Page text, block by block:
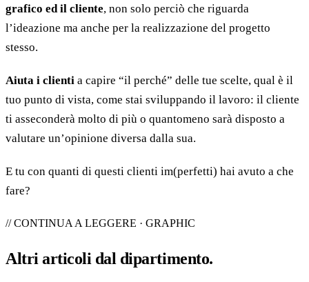
grafico ed il cliente, non solo perciò che riguarda
l’ideazione ma anche per la realizzazione del progetto
stesso.
Aiuta i clienti a capire “il perché” delle tue scelte, qual è il
tuo punto di vista, come stai sviluppando il lavoro: il cliente
ti asseconderà molto di più o quantomeno sarà disposto a
valutare un’opinione diversa dalla sua.
E tu con quanti di questi clienti im(perfetti) hai avuto a che
fare?
// CONTINUA A LEGGERE · GRAPHIC
Altri articoli dal dipartimento.